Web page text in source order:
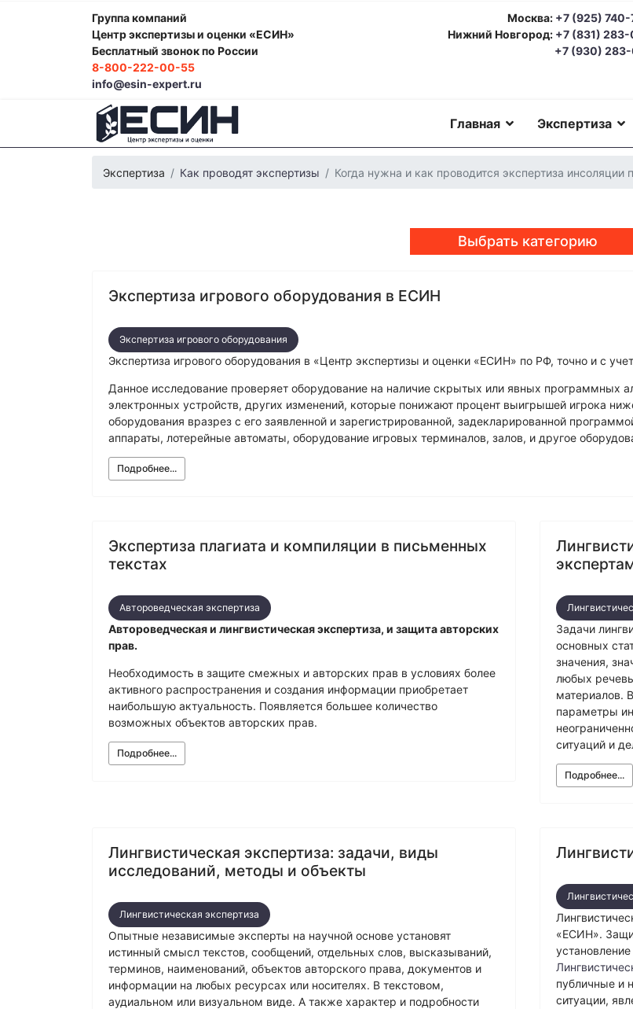
Группа компаний
Центр экспертизы и оценки «ЕСИН»
Бесплатный звонок по России
8-800-222-00-55
info@esin-expert.ru
Москва: +7 (925)
Нижний Новгород: +7 (831)
+7 (930)
Главная Экспертиза
Экспертиза Как проводят экспертизы Когда нужна и как проводится экспертиза
Выбрать категорию
Фоноскопическая экспертизаПсихологическая экспертиза
Экспертиза электробытовой техникиЭкономическая экспертиза
Лингвистическая экспертизаКомпьютерно-техническая экспертиза
Автороведческая экспертиза
Товароведческая экспертиза
Физико-химическая экспертиза Электротехническая экспертиза
Экспертиза игрового оборудования в ЕСИН
Экспертиза игрового оборудования
Экспертиза игрового оборудования в «Центр экспертизы и оценки «ЕСИН» по РФ, точно и с
Данное исследование проверяет оборудование на наличие скрытых или явных программных
электронных устройств, других изменений, которые понижают процент выигрышей игрока
оборудования вразрез с его заявленной и зарегистрированной, задекларированной
аппараты, лотерейные автоматы, оборудование игровых терминалов, залов, и другое
Подробнее...
Экспертиза плагиата и компиляции в письменных
текстах
Автороведческая экспертиза
Автороведческая и лингвистическая экспертиза, и защита авторских
прав.
Необходимость в защите смежных и авторских прав в условиях более
активного распространения и создания информации приобретает
наибольшую актуальность. Появляется большее количество
возможных объектов авторских прав.
Подробнее...
Задачи
основных
значения,
любых
материалов.
параметры
ситуаций и
Подробнее...
Лингвистическая экспертиза: задачи, виды
исследований, методы и объекты
Лингвистическая экспертиза
Опытные независимые эксперты на научной основе установят
истинный смысл текстов, сообщений, отдельных слов, высказываний,
терминов, наименований, объектов авторского права, документов и
информации на любых ресурсах или носителях. В текстовом,
аудиальном или визуальном виде. А также характер и подробности
«ЕСИН».
публичные и
ситуации,